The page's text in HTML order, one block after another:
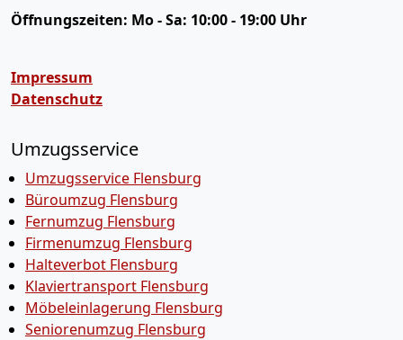
Öffnungszeiten: Mo - Sa: 10:00 - 19:00 Uhr
Impressum
Datenschutz
Umzugsservice
Umzugsservice Flensburg
Büroumzug Flensburg
Fernumzug Flensburg
Firmenumzug Flensburg
Halteverbot Flensburg
Klaviertransport Flensburg
Möbeleinlagerung Flensburg
Seniorenumzug Flensburg